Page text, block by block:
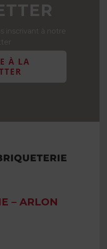
inscrivant à notre
À LA
– ARLON